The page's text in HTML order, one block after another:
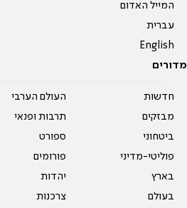
המייל האדום
עברית
English
מדורים
חדשות
מבזקים
ביטחוני
פוליטי-מדיני
בארץ
בעולם
העולם הערבי
תרבות ופנאי
ספורט
פורומים
יהדות
צרכנות